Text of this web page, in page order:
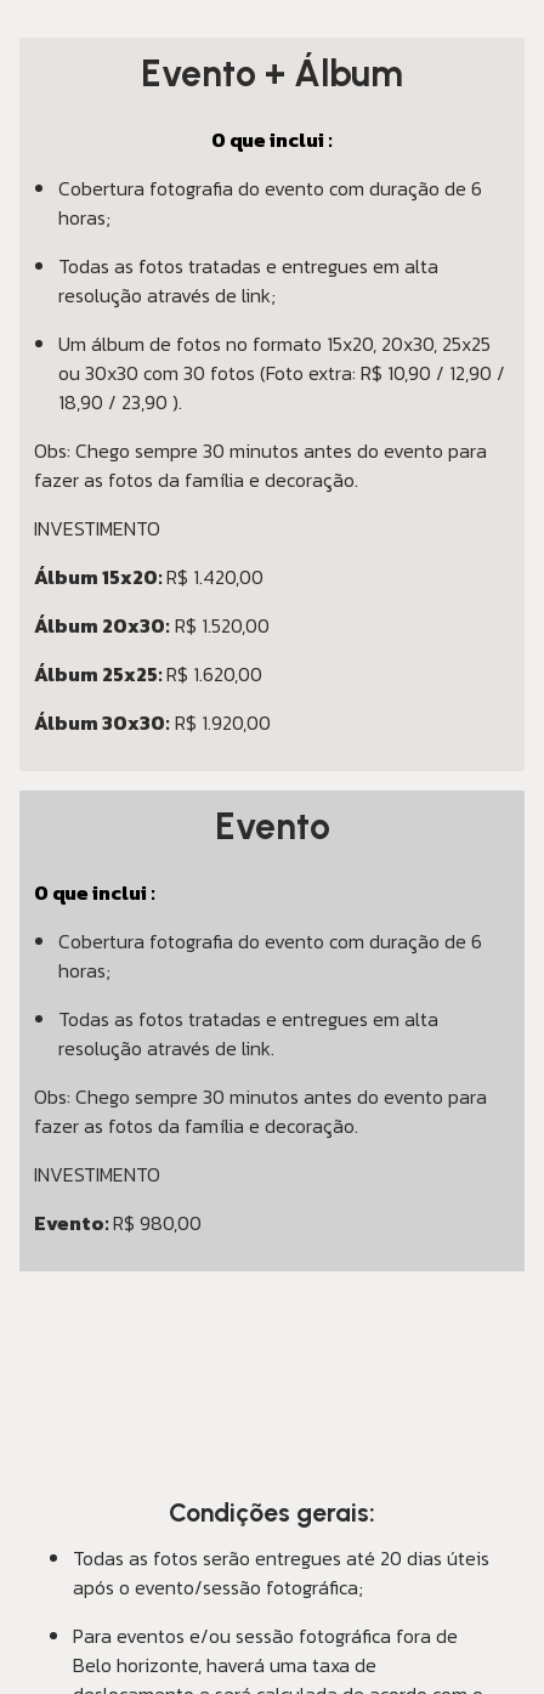
Evento + Álbum
O que inclui :
Cobertura fotografia do evento com duração de 6
horas;
Todas as fotos tratadas e entregues em alta
resolução através de link;
Um álbum de fotos no formato 15x20, 20x30, 25x25
ou 30x30 com 30 fotos (Foto extra: R$ 10,90 / 12,90 /
18,90 / 23,90 ).
Obs: Chego sempre 30 minutos antes do evento para
fazer as fotos da família e decoração.
INVESTIMENTO
Álbum 15x20:R$ 1.420,00
Álbum 20x30:R$ 1.520,00
Álbum 25x25:R$ 1.620,00
Álbum 30x30:R$ 1.920,00
Evento
O que inclui :
Cobertura fotografia do evento com duração de 6
horas;
Todas as fotos tratadas e entregues em alta
resolução através de link.
Obs: Chego sempre 30 minutos antes do evento para
fazer as fotos da família e decoração.
INVESTIMENTO
Evento:R$ 980,00
Condições gerais:
Todas as fotos serão entregues até 20 dias úteis
após o evento/sessão fotográfica;
Para eventos e/ou sessão fotográfica fora de
Belo horizonte, haverá uma taxa de